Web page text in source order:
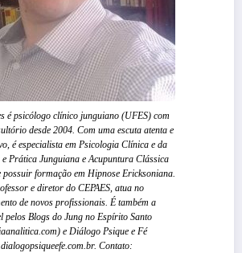
é psicólogo clínico junguiano (UFES) com
desde 2004. Com uma escuta atenta e
é especialista em Psicologia Clínica e da
Prática Junguiana e Acupuntura Clássica
possuir formação em Hipnose Ericksoniana.
e diretor do CEPAES, atua no
de novos profissionais. É também a
pelos Blogs do Jung no Espírito Santo
e Diálogo Psique e Fé
Contato: